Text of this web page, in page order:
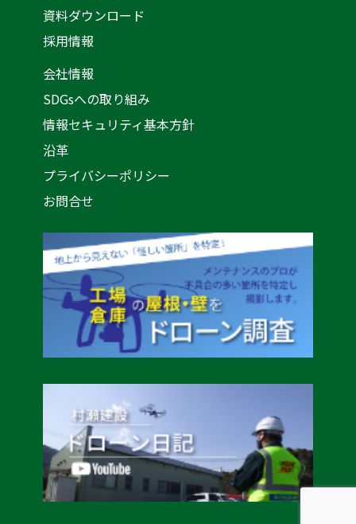
資料ダウンロード
採用情報
会社情報
SDGsへの取り組み
情報セキュリティ基本方針
沿革
プライバシーポリシー
お問合せ